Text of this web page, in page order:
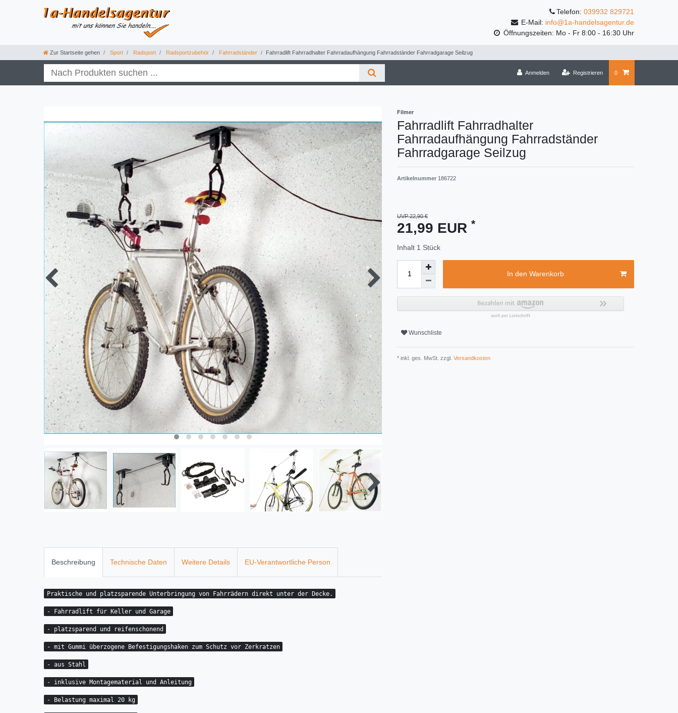
Telefon: 039932 829721
E-Mail: info@1a-handelsagentur.de
Öffnungszeiten: Mo - Fr 8:00 - 16:30 Uhr
Zur Startseite gehen Sport Radsport Radsportzubehör Fahrradständer Fahrradlift Fahrradhalter Fahrradaufhängung Fahrradständer Fahrradgarage Seilzug
Anmelden Registrieren 0
Filmer
Fahrradlift Fahrradhalter
Fahrradaufhängung Fahrradständer
Fahrradgarage Seilzug
Artikelnummer 186722
UVP 22,90 €
21,99 EUR *
Inhalt 1 Stück
In den Warenkorb
Wunschliste
* inkl. ges. MwSt. zzgl. Versandkosten
Beschreibung Technische Daten Weitere Details EU-Verantwortliche Person
Praktische und platzsparende Unterbringung von Fahrrädern direkt unter der Decke.
- Fahrradlift für Keller und Garage
- platzsparend und reifenschonend
- mit Gummi überzogene Befestigungshaken zum Schutz vor Zerkratzen
- aus Stahl
- inklusive Montagematerial und Anleitung
- Belastung maximal 20 kg